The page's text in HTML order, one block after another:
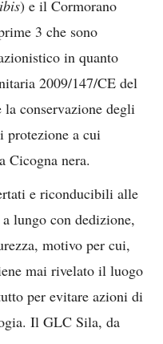
) e il Cormorano
3 che sono
in quanto
2009/147/CE del
la conservazione degli
protezione a cui
Cicogna nera.
e riconducibili alle
lungo con dedizione,
motivo per cui,
mai rivelato il luogo
per evitare azioni di
Il GLC Sila, da